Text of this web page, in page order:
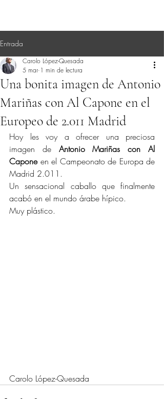
Entrada
Una bonita imagen de Antonio
Mariñas con Al Capone en el
Europeo de 2.011 Madrid
Carolo López-Quesada
5 mar 1 min de lectura
Hoy les voy a ofrecer una preciosa
imagen de Antonio Mariñas con Al
Capone en el Campeonato de Europa de
Madrid 2.011.
Un sensacional caballo que finalmente
acabó en el mundo árabe hípico.
Muy plástico.
Carolo López-Quesada